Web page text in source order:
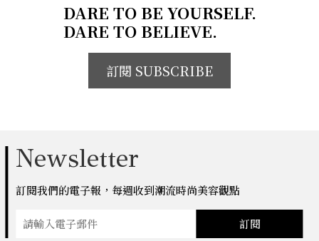
DARE TO BE YOURSELF.
DARE TO BELIEVE.
訂閱 SUBSCRIBE
Newsletter
訂閱我們的電子報，每週收到潮流時尚美容觀點
訂閱